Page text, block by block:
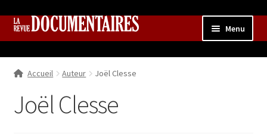
Aller
navigation
Aller
Menu
Qui sommes nous ?
Collection
Accueil Auteur Joël Clesse
Joël Clesse